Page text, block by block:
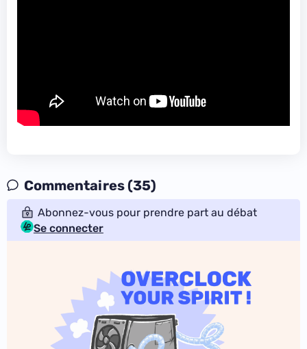
Commentaires (35)
Abonnez-vous pour prendre part au débat
Se connecter